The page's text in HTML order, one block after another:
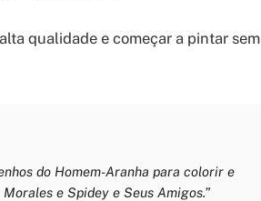
qualidade e começar a pintar sem
do Homem-Aranha para colorir e
e Spidey e Seus Amigos.”